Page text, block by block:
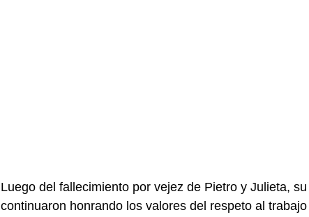
Luego del fallecimiento por vejez de Pietro y Julieta,
continuaron honrando los valores del respeto al